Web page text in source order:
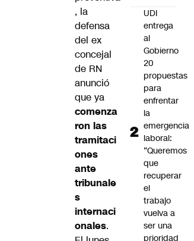
, la
defensa
del ex
concejal
de RN
anunció
que ya
comenza
ron las
tramitaci
ones
ante
tribunale
s
internaci
onales.
UDI
entrega
al
Gobierno
20
propuestas
para
enfrentar
la
emergencia
laboral:
“Queremos
que
recuperar
el
trabajo
vuelva a
ser una
prioridad